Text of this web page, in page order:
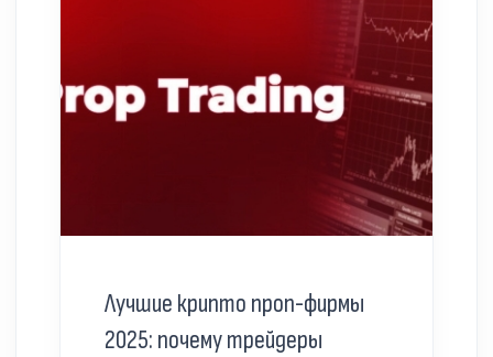
Лучшие крипто проп-фирмы
2025: почему трейдеры